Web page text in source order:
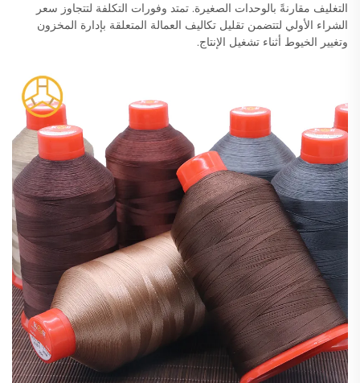
التغليف مقارنةً بالوحدات الصغيرة. تمتد وفورات التكلفة لتتجاوز سعر
الشراء الأولي لتتضمن تقليل تكاليف العمالة المتعلقة بإدارة المخزون
وتغيير الخيوط أثناء تشغيل الإنتاج.